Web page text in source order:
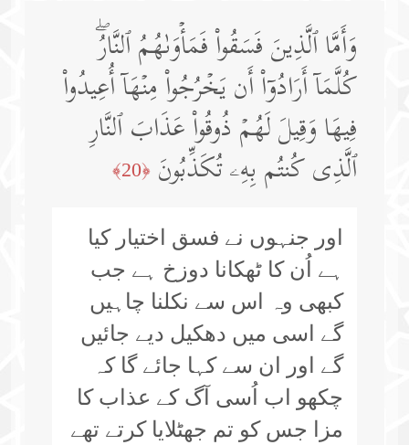
وَأَمَّا ٱلَّذِینَ فَسَقُوا۟ فَمَأۡوَىٰهُمُ ٱلنَّارُۖ
كُلَّمَاۤ أَرَادُوۤا۟ أَن یَخۡرُجُوا۟ مِنۡهَاۤ أُعِیدُوا۟
فِیهَا وَقِیلَ لَهُمۡ ذُوقُوا۟ عَذَابَ ٱلنَّارِ
ٱلَّذِی كُنتُم بِهِۦ تُكَذِّبُونَ ﴿20﴾
اور جنہوں نے فسق اختیار کیا
ہے اُن کا ٹھکانا دوزخ ہے جب
کبھی وہ اس سے نکلنا چاہیں
گے اسی میں دھکیل دیے جائیں
گے اور ان سے کہا جائے گا کہ
چکھو اب اُسی آگ کے عذاب کا
مزا جس کو تم جھٹلایا کرتے تھے